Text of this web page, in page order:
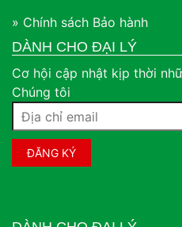
» Chính sách Bảo hành
DÀNH CHO ĐẠI LÝ
Cơ hội cập nhật kịp thời
Chúng tôi